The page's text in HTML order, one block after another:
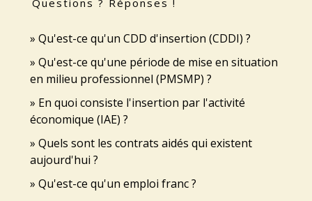
Questions ? Réponses !
Qu'est-ce qu'un CDD d'insertion (CDDI) ?
Qu'est-ce qu'une période de mise en situation
en milieu professionnel (PMSMP) ?
En quoi consiste l'insertion par l'activité
économique (IAE) ?
Quels sont les contrats aidés qui existent
aujourd'hui ?
Qu'est-ce qu'un emploi franc ?